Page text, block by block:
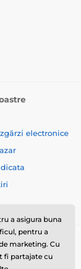
electronice
a asigura buna
pentru a
marketing. Cu
fi partajate cu